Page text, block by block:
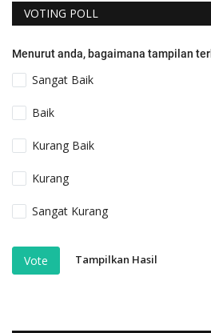
VOTING POLL
Menurut anda, bagaimana tampilan
Sangat Baik
Baik
Kurang Baik
Kurang
Sangat Kurang
Vote Tampilkan Hasil